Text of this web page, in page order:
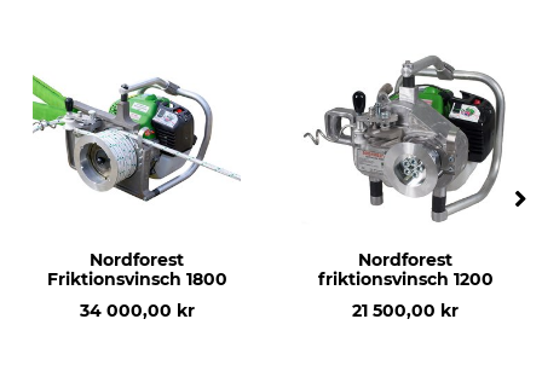
Nordforest
Friktionsvinsch 1800
34 000,00 kr
Nordforest
friktionsvinsch 1200
21 500,00 kr